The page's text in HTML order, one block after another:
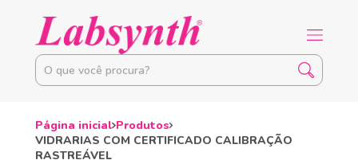
Página inicial Produtos
VIDRARIAS COM CERTIFICADO CALIBRAÇÃO
RASTREÁVEL